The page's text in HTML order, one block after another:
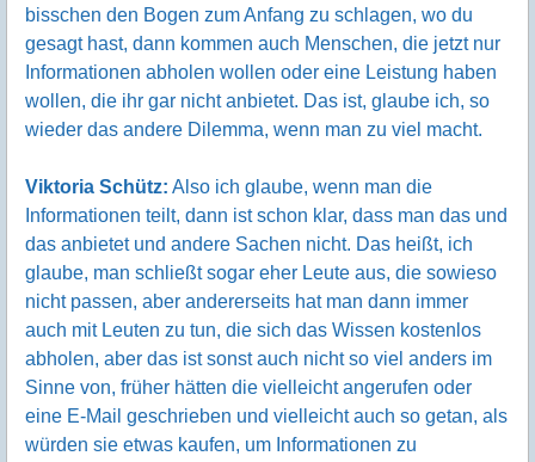
bisschen den Bogen zum Anfang zu schlagen, wo du
gesagt hast, dann kommen auch Menschen, die jetzt nur
Informationen abholen wollen oder eine Leistung haben
wollen, die ihr gar nicht anbietet. Das ist, glaube ich, so
wieder das andere Dilemma, wenn man zu viel macht.
Viktoria Schütz: Also ich glaube, wenn man die
Informationen teilt, dann ist schon klar, dass man das und
das anbietet und andere Sachen nicht. Das heißt, ich
glaube, man schließt sogar eher Leute aus, die sowieso
nicht passen, aber andererseits hat man dann immer
auch mit Leuten zu tun, die sich das Wissen kostenlos
abholen, aber das ist sonst auch nicht so viel anders im
Sinne von, früher hätten die vielleicht angerufen oder
eine E-Mail geschrieben und vielleicht auch so getan, als
würden sie etwas kaufen, um Informationen zu